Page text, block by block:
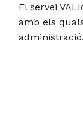
El servei
amb els
administració.